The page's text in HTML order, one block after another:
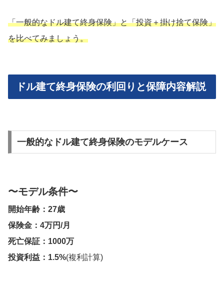
「一般的なドル建て終身保険」と「投資＋掛け捨て保険」
を比べてみましょう。
ドル建て終身保険の利回りと保障内容解説
一般的なドル建て終身保険のモデルケース
〜モデル条件〜
開始年齢：27歳
保険金：4万円/月
死亡保証：1000万
投資利益：1.5%(複利計算)